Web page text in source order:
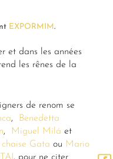
et dans les années
de renom se
,Benedetta
, Miguel Milá et
chaise Gata ouMario